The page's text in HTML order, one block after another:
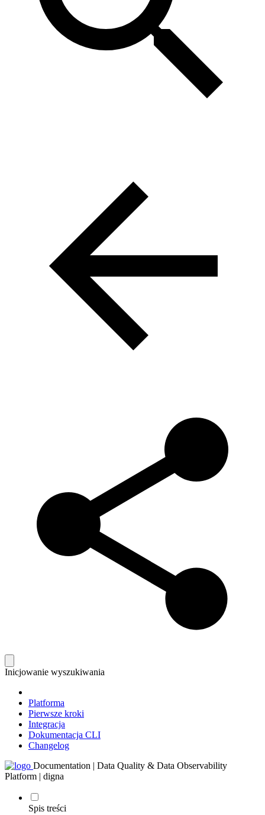
Inicjowanie wyszukiwania
Platforma
Pierwsze kroki
Integracja
Dokumentacja CLI
Changelog
Documentation | Data Quality & Data Observability
Platform | digna
Spis treści